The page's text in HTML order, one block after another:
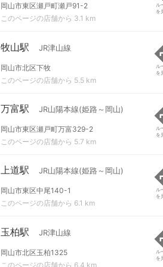
岡山市東区瀬戸町瀬戸91-2
このページの店舗から 3.1 km
ル
を
牧山駅 JR津山線
岡山市北区下牧
このページの店舗から 5.5 km
ル
を
万富駅 JR山陽本線(姫路～岡山)
岡山市東区瀬戸町万富329-2
このページの店舗から 5.7 km
ル
を
上道駅 JR山陽本線(姫路～岡山)
岡山市東区中尾140-1
このページの店舗から 6.1 km
ル
を
玉柏駅 JR津山線
岡山市北区玉柏1325
このページの店舗から 6.4 km
ル
を